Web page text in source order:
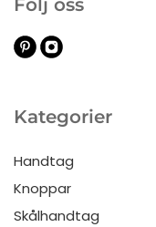
Kategorier
Handtag
Knoppar
Skålhandtag
Följ oss